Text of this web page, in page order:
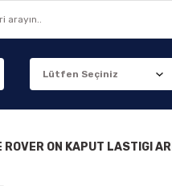
ON KAPUT LASTIGI